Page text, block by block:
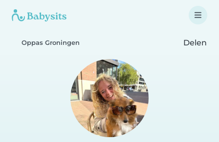
Oppas Groningen Delen